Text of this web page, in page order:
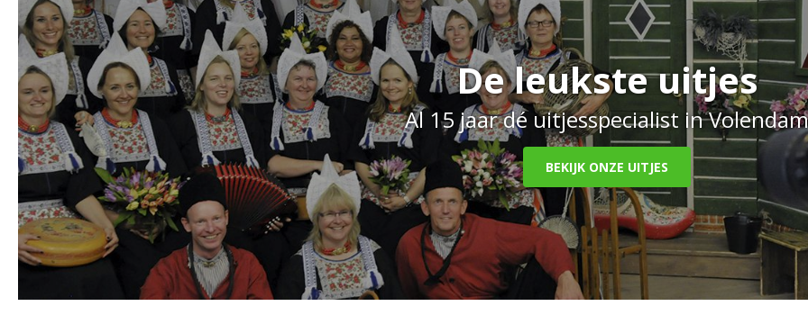
De leukste uitjes
Al 15 jaar dé uitjesspecialist in Volendam
BEKIJK ONZE UITJES